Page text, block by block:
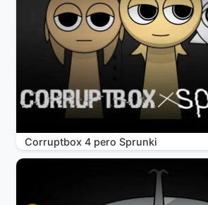
Corruptbox 4 pero Sprunki